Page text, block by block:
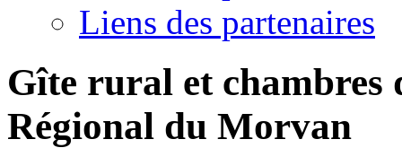
Liens des partenaires
Gîte rural et chambres
Régional du Morvan